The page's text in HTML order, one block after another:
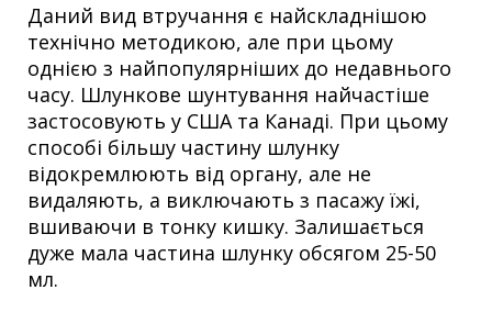
Даний вид втручання є найскладнішою
технічно методикою, але при цьому
однією з найпопулярніших до недавнього
часу. Шлункове шунтування найчастіше
застосовують у США та Канаді. При цьому
способі більшу частину шлунку
відокремлюють від органу, але не
видаляють, а виключають з пасажу їжі,
вшиваючи в тонку кишку. Залишається
дуже мала частина шлунку обсягом 25-50
мл.